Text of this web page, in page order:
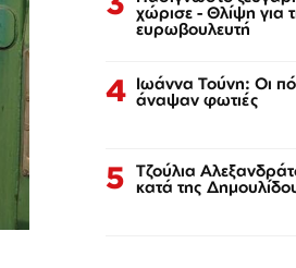
χώρισε - Θλίψη για
ευρωβουλευτή
4 Ιωάννα Τούνη: Οι
άναψαν φωτιές
5 Τζούλια
κατά της